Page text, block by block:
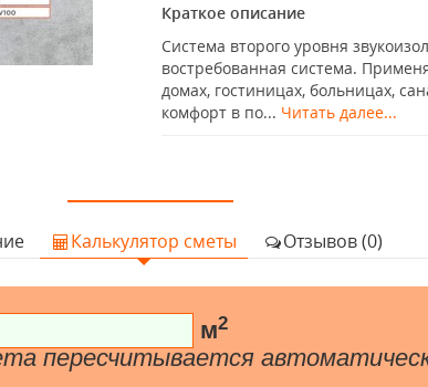
Краткое описание
Система второго уровня
востребованная система.
домах, гостиницах, больницах,
комфорт в по... Читать далее...
Калькулятор сметы Отзывов (0)
м2
пересчитывается